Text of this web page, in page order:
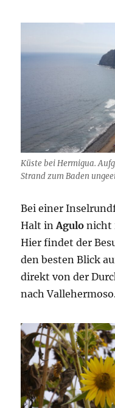
Küste bei Hermigua.
Strand zum Baden
Bei einer
Halt inAgulo nicht
Hier findet der
den besten Blick
direkt von der
nach